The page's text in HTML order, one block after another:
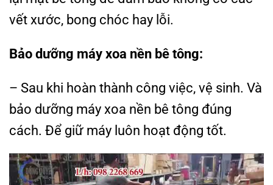
vết xước, bong chóc hay lỗi.
Bảo dưỡng máy xoa nền bê tông:
– Sau khi hoàn thành công việc, vệ sinh. Và
bảo dưỡng máy xoa nền bê tông đúng
cách. Để giữ máy luôn hoạt động tốt.